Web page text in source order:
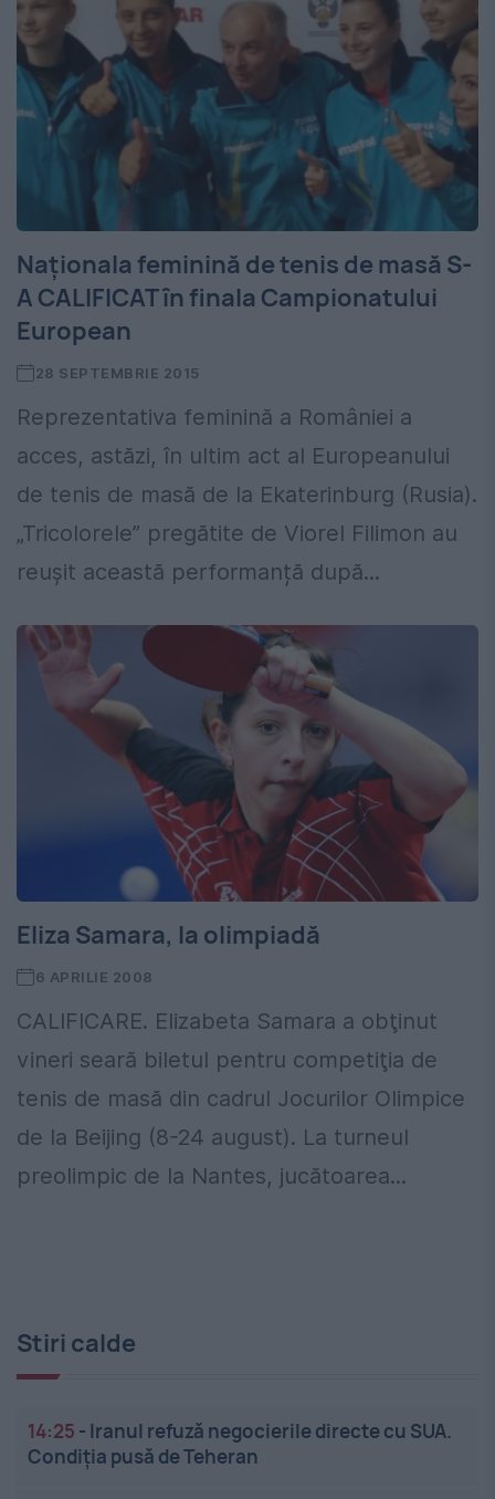
Naționala feminină de tenis de masă S-
A CALIFICAT în finala Campionatului
European
28 SEPTEMBRIE 2015
Reprezentativa feminină a României a
acces, astăzi, în ultim act al Europeanului
de tenis de masă de la Ekaterinburg (Rusia).
„Tricolorele” pregătite de Viorel Filimon au
reușit această performanță după...
Eliza Samara, la olimpiadă
6 APRILIE 2008
CALIFICARE. Elizabeta Samara a obţinut
vineri seară biletul pentru competiţia de
tenis de masă din cadrul Jocurilor Olimpice
de la Beijing (8-24 august). La turneul
preolimpic de la Nantes, jucătoarea...
Stiri calde
14:25 - Iranul refuză negocierile directe cu SUA.
Condiția pusă de Teheran